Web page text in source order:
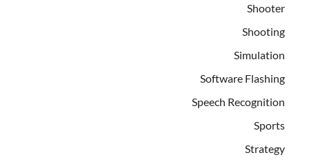
Shooter
Shooting
Simulation
Software Flashing
Speech Recognition
Sports
Strategy